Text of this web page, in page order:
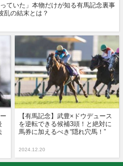
ていた」本物だけが知る有馬記念裏事
乱の結末とは？
【有馬記念】武豊×ドウデュース
を逆転できる候補3頭！と絶対に
馬券に加えるべき“隠れ穴馬！”
2024.12.20